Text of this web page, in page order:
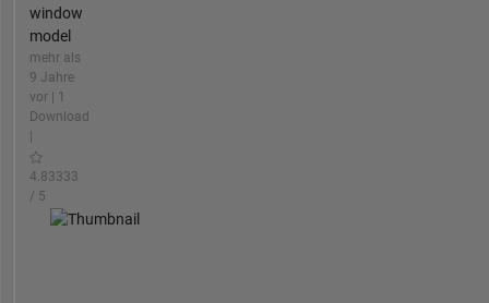
window
model
mehr als
9 Jahre
vor | 1
Download
4.83333
/ 5